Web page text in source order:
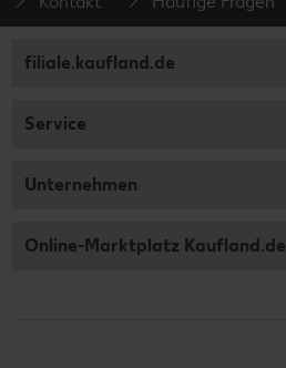
filiale.kaufland.de
Service
Unternehmen
Online-Marktplatz Kaufland.de